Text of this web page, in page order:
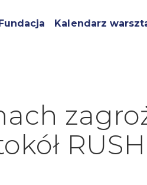
Kalendarz